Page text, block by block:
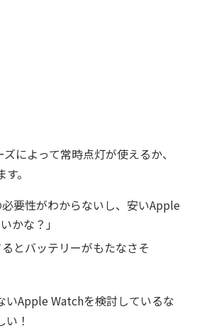
によって常時点灯が使えるか、
。
必要性がわからないし、安いApple
かな？」
るとバッテリーがもたなさそ
いApple Watchを検討しているな
！